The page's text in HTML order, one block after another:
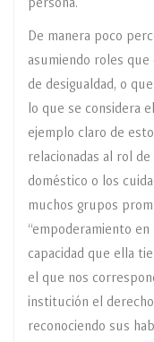
persona.
De manera poco
asumiendo roles
de desigualdad, o
lo que se considera
ejemplo claro de
relacionadas al rol
doméstico o los
muchos grupos
“empoderamiento
capacidad que ella
el que nos
institución el
reconociendo sus